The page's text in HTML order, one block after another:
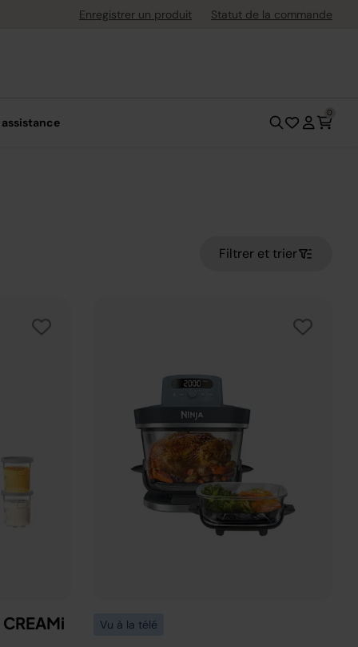
dès 40 € d'achatEnregistrer un produit Statut de la commande
0
Filtrer et trier
Vu à la télé